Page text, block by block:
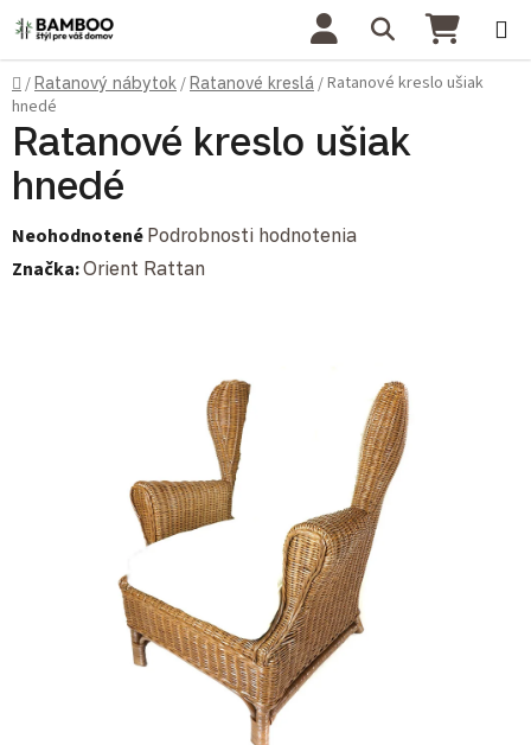
Prejsť na obsah Hľadať
Domov
/Ratanový nábytok /Ratanové kreslá /Ratanové kreslo ušiak
hnedé
Ratanové kreslo ušiak
hnedé
Priemerné hodnotenie produktu je 0,0 z 5 hviezdičiek.
Neohodnotené Podrobnosti hodnotenia
Značka:Orient Rattan